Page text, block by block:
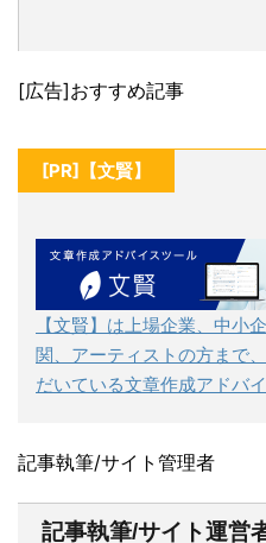
[広告]おすすめ記事
[PR]【文賢】
【文賢】は上場企業、中小
関、アーティストの方まで
だいている文章作成アドバ
記事執筆/サイト管理者
記事執筆/サイト運営